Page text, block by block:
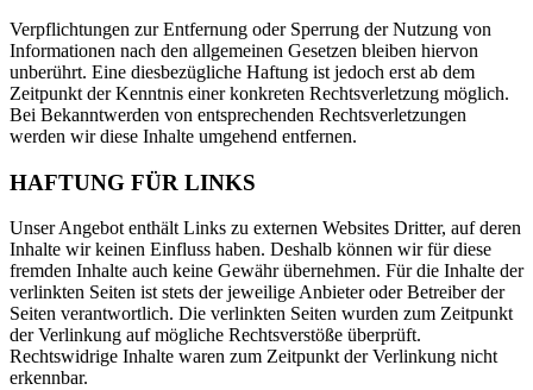
Verpflichtungen zur Entfernung oder Sperrung der Nutzung von
Informationen nach den allgemeinen Gesetzen bleiben hiervon
unberührt. Eine diesbezügliche Haftung ist jedoch erst ab dem
Zeitpunkt der Kenntnis einer konkreten Rechtsverletzung möglich.
Bei Bekanntwerden von entsprechenden Rechtsverletzungen
werden wir diese Inhalte umgehend entfernen.
HAFTUNG FÜR LINKS
Unser Angebot enthält Links zu externen Websites Dritter, auf deren
Inhalte wir keinen Einfluss haben. Deshalb können wir für diese
fremden Inhalte auch keine Gewähr übernehmen. Für die Inhalte der
verlinkten Seiten ist stets der jeweilige Anbieter oder Betreiber der
Seiten verantwortlich. Die verlinkten Seiten wurden zum Zeitpunkt
der Verlinkung auf mögliche Rechtsverstöße überprüft.
Rechtswidrige Inhalte waren zum Zeitpunkt der Verlinkung nicht
erkennbar.